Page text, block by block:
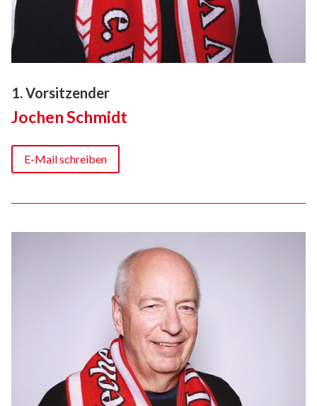
1. Vorsitzender
Jochen Schmidt
E-Mail schreiben